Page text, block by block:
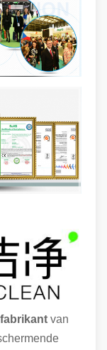
fabrikant van